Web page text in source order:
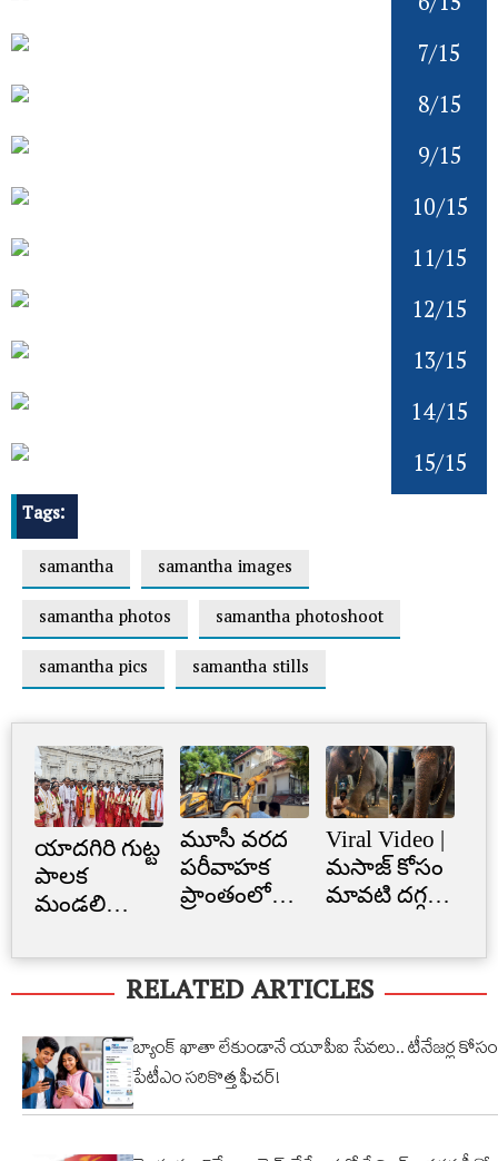
7/15
8/15
9/15
10/15
11/15
12/15
13/15
14/15
15/15
Tags:
samantha
samantha images
samantha photos
samantha photoshoot
samantha pics
samantha stills
యాదగిరి గుట్ట
పాలక
మండలి
స్వీకారం
మూసీ వరద
పరీవాహక
ప్రాంతంలో
నిర్మాణం..
నార్సింగిలో
స్కూల్‌
భవనం
కూల్చివేత
Viral Video |
మసాజ్ కోసం
మావటి దగ్గర
ఏనుగు..
క్యూట్
వీడియో
వైరల్!
RELATED ARTICLES
బ్యాంక్ ఖాతా లేకుండానే యూపీఐ సేవలు.. టీనేజర్ల కోసం
పేటీఎం సరికొత్త ఫీచర్!